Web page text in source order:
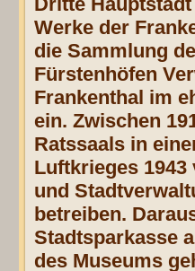
Werke der
die Sammlung
Fürstenhöfen
Frankenthal im
ein. Zwischen
Ratssaals in
Luftkrieges
und
betreiben.
Stadtsparkasse
des Museums